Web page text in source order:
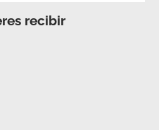
recibir